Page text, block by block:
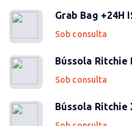
Grab Bag +24H
Sob consulta
Bússola Ritchie
Sob consulta
Bússola Ritchie